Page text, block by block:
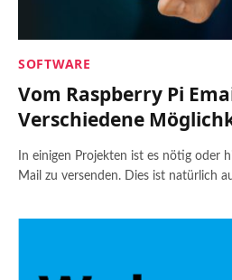
SOFTWARE
Vom Raspberry Pi
Verschiedene
In einigen Projekten ist es nötig oder
Mail zu versenden. Dies ist natürlich